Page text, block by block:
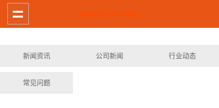
新闻资讯 公司新闻 行业动态
常见问题